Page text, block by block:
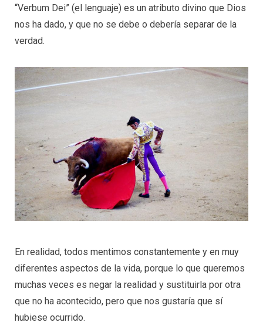
“Verbum Dei” (el lenguaje) es un atributo divino que Dios
nos ha dado, y que no se debe o debería separar de la
verdad.
En realidad, todos mentimos constantemente y en muy
diferentes aspectos de la vida, porque lo que queremos
muchas veces es negar la realidad y sustituirla por otra
que no ha acontecido, pero que nos gustaría que sí
hubiese ocurrido.